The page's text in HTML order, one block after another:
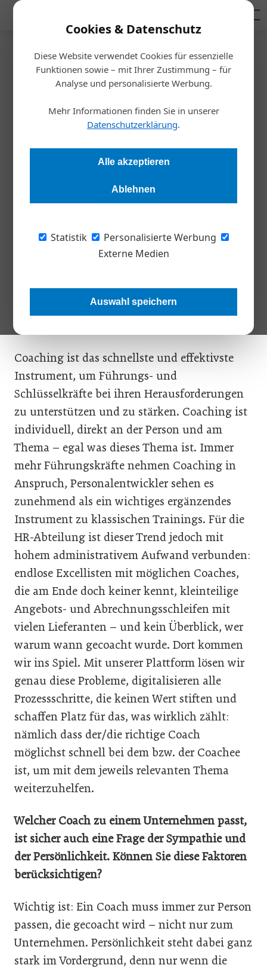
Cookies & Datenschutz
Diese Website verwendet Cookies für essenzielle
Funktionen sowie – mit Ihrer Zustimmung – für
Analyse und personalisierte Werbung.
Mehr Informationen finden Sie in unserer
Datenschutzerklärung.
Alle akzeptieren
Ablehnen
Statistik
Personalisierte Werbung
Externe Medien
Auswahl speichern
Startseite/Ausbildung
Coachee sucht Coach
Redaktion 13.11.2018, 09:59 Uhr
Einen geeigneten Coach zu finden, der einen in beruflichen
Deutsch, Co-Founder und Managing Partner von Klaiton hat
nun eine Lösung entwickelt, wie zusammenkommt, wer
Klaiton bietet, neben seinem Marktplatz für
Leistungen rund um das Thema Coaching an.
Vor welchen Herausforderungen stehen
Coaching ist das schnellste und effektivste
Instrument, um Führungs- und
Schlüsselkräfte bei ihren Herausforderungen
zu unterstützen und zu stärken. Coaching ist
individuell, direkt an der Person und am
Thema – egal was dieses Thema ist. Immer
mehr Führungskräfte nehmen Coaching in
Anspruch, Personalentwickler sehen es
zunehmend als ein wichtiges ergänzendes
Instrument zu klassischen Trainings. Für die
HR-Abteilung ist dieser Trend jedoch mit
hohem administrativem Aufwand verbunden:
endlose Excellisten mit möglichen Coaches,
die am Ende doch keiner kennt, kleinteilige
Angebots- und Abrechnungsschleifen mit
vielen Lieferanten – und kein Überblick, wer
warum wann gecoacht wurde. Dort kommen
wir ins Spiel. Mit unserer Plattform lösen wir
genau diese Probleme, digitalisieren alle
Prozessschritte, die keinen Wert stiften und
schaffen Platz für das, was wirklich zählt:
nämlich dass der/die richtige Coach
möglichst schnell bei dem bzw. der Coachee
ist, um mit dem jeweils relevanten Thema
weiterzuhelfen.
Welcher Coach zu einem Unternehmen passt,
ist sicher auch eine Frage der Sympathie und
der Persönlichkeit. Können Sie diese Faktoren
berücksichtigen?
Wichtig ist: Ein Coach muss immer zur Person
passen, die gecoacht wird – nicht nur zum
Unternehmen. Persönlichkeit steht dabei ganz
stark im Vordergrund, denn nur wenn die